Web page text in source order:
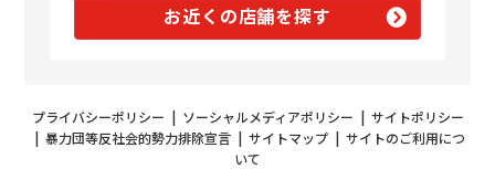
お近くの店舗を探す
プライバシーポリシー | ソーシャルメディアポリシー | サイトポリシー
| 暴力団等反社会的勢力排除宣言| サイトマップ| サイトのご利用につ
いて